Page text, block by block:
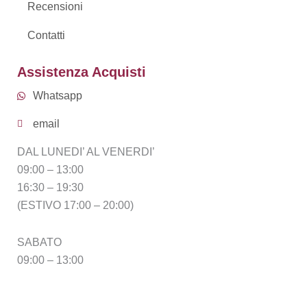
Recensioni
Contatti
Assistenza Acquisti
Whatsapp
email
DAL LUNEDI’ AL VENERDI’
09:00 – 13:00
16:30 – 19:30
(ESTIVO 17:00 – 20:00)
SABATO
09:00 – 13:00